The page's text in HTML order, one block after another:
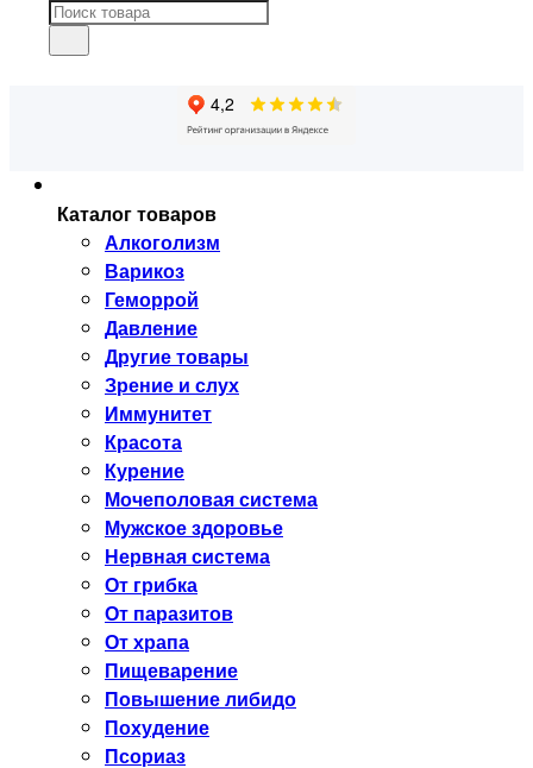
Каталог товаров
Алкоголизм
Варикоз
Геморрой
Давление
Другие товары
Зрение и слух
Иммунитет
Красота
Курение
Мочеполовая система
Мужское здоровье
Нервная система
От грибка
От паразитов
От храпа
Пищеварение
Повышение либидо
Похудение
Псориаз